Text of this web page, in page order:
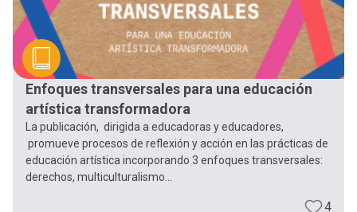
Menú
entrar
mi
navegación
Enfoques transversales para una educación
artística transformadora
La publicación, dirigida a educadoras y educadores,
promueve procesos de reflexión y acción en las prácticas de
educación artística incorporando 3 enfoques transversales:
derechos, multiculturalismo...
4